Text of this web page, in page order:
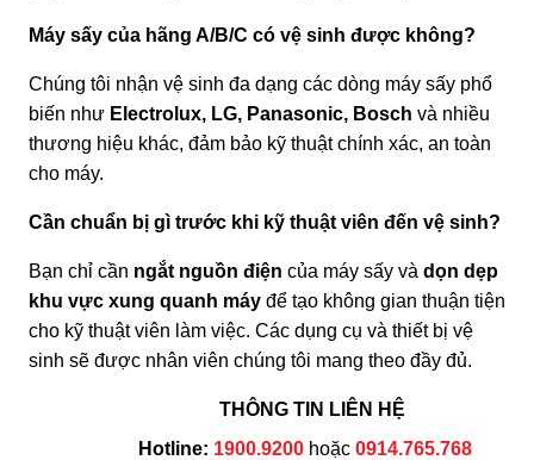
Máy sấy của hãng A/B/C có vệ sinh được không?
Chúng tôi nhận vệ sinh đa dạng các dòng máy sấy phổ
biến như Electrolux, LG, Panasonic, Bosch và nhiều
thương hiệu khác, đảm bảo kỹ thuật chính xác, an toàn
cho máy.
Cần chuẩn bị gì trước khi kỹ thuật viên đến vệ sinh?
Bạn chỉ cần ngắt nguồn điện của máy sấy và dọn dẹp
khu vực xung quanh máy để tạo không gian thuận tiện
cho kỹ thuật viên làm việc. Các dụng cụ và thiết bị vệ
sinh sẽ được nhân viên chúng tôi mang theo đầy đủ.
THÔNG TIN LIÊN HỆ
Hotline: 1900.9200 hoặc 0914.765.768